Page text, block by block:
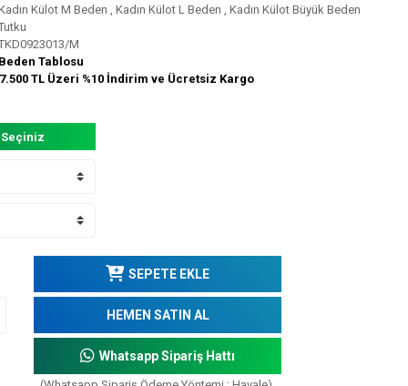
Külot M Beden ,Kadın Külot L Beden ,Kadın Külot Büyük Beden
M
Tablosu
7.500 TL Üzeri %10 İndirim ve Ücretsiz Kargo
Seçiniz
SEPETE EKLE
HEMEN SATIN AL
Whatsapp Sipariş Hattı